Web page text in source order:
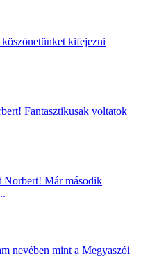
kifejezni
Fantasztikusak voltatok
Norbert! Már második
nevében mint a Megyaszói